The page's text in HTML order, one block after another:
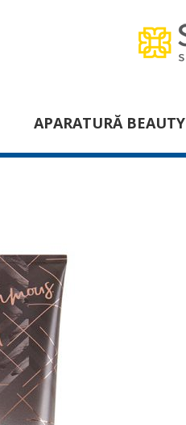
APARATURĂ BEAUTY